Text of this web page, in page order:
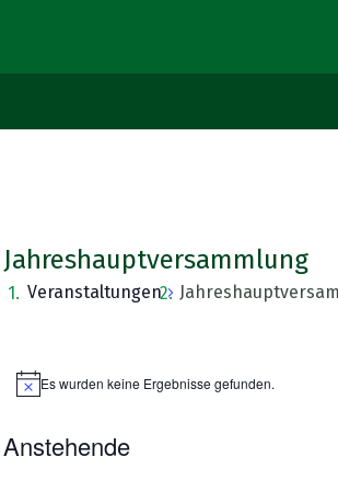
Jahreshauptversammlung
Veranstaltungen
Veranstaltungen
HinweisEs wurden keine Ergebnisse gefunden.
Anstehende